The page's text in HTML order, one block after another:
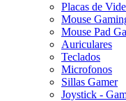
Placas de
Mouse
Mouse Pad
Auriculares
Teclados
Microfonos
Sillas Gamer
Joystick -